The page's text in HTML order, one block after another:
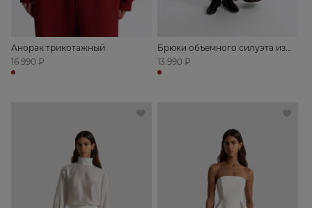
Анорак трикотажный
16 990 ₽
Брюки объемного силуэта из
футера
13 990 ₽